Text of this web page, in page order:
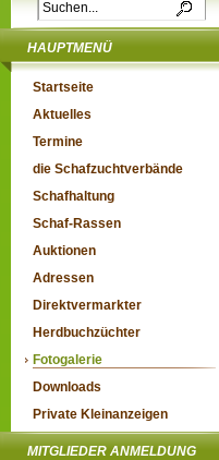
HAUPTMENÜ
Startseite
Aktuelles
Termine
die Schafzuchtverbände
Schafhaltung
Schaf-Rassen
Auktionen
Adressen
Direktvermarkter
Herdbuchzüchter
Fotogalerie
Downloads
Private Kleinanzeigen
MITGLIEDER ANMELDUNG